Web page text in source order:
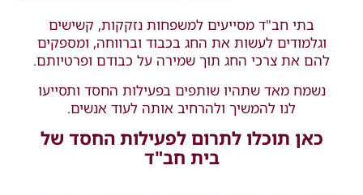
בתי חב"ד מסייעים למשפחות נזקקות, קשישים
וגלמודים לעשות את החג בכבוד וברווחה, ומספקים
להם את צרכי החג תוך שמירה על כבודם ופרטיותם.
נשמח מאד שתהיו שותפים בפעילות החסד ותסייעו
לנו להמשיך ולהרחיב אותה לעוד אנשים.
כאן תוכלו לתרום לפעילות החסד של
בית חב"ד